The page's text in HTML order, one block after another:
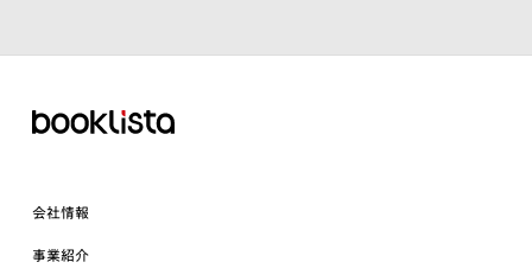
会社情報
事業紹介